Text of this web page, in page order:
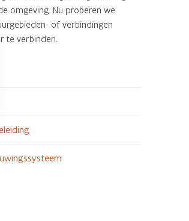
omgeving. Nu proberen we
of verbindingen
te verbinden.